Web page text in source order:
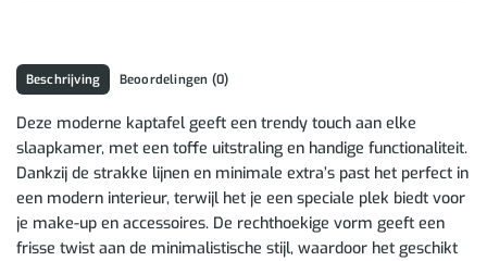
Beschrijving Beoordelingen (0)
Deze moderne kaptafel geeft een trendy touch aan elke
slaapkamer, met een toffe uitstraling en handige functionaliteit.
Dankzij de strakke lijnen en minimale extra’s past het perfect in
een modern interieur, terwijl het je een speciale plek biedt voor
je make-up en accessoires. De rechthoekige vorm geeft een
frisse twist aan de minimalistische stijl, waardoor het geschikt